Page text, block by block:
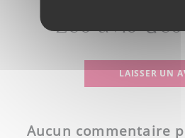
Les avis
LAISSER UN
Aucun commentaire